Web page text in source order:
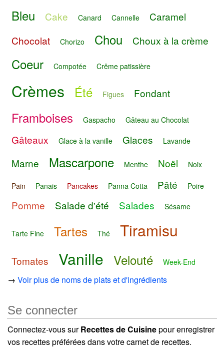
Bleu Cake Canard Cannelle
Caramel
Chocolat
Chorizo Chou Choux à la crème
Coeur Compotée Crême patissière
Crèmes Été Figues Fondant
Framboises Gaspacho Gâteau au Chocolat
Gâteaux Glace à la vanille Glaces Lavande
Marne Mascarpone Menthe Noël Noix
Pain Panais Pancakes Panna Cotta Pâté Poire
Pomme Salade d'été Salades Sésame
Tarte Fine Tartes Thé Tiramisu
Tomates Vanille Velouté Week-End
→ Voir plus de noms de plats et d'ingrédients
Se connecter
Connectez-vous surRecettes de Cuisinepour enregistrer
vos recettes préférées dans votre carnet de recettes.